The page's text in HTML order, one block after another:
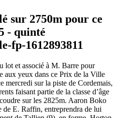
sur 2750m pour ce
- quinté
lot et associé à M. Barre pour
aux yeux dans ce Prix de la Ville
sur la piste de Cordemais,
faisant partie de la classe d’âge
sur les 2825m. Aaron Boko
E. Raffin, entreprendra de lui